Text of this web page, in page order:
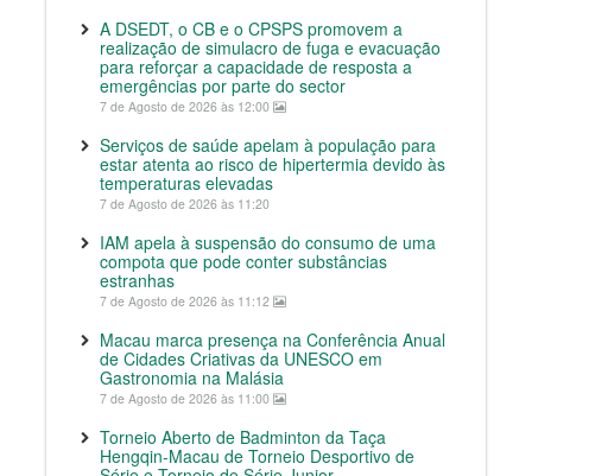
A DSEDT, o CB e o CPSPS promovem a
realização de simulacro de fuga e evacuação
para reforçar a capacidade de resposta a
emergências por parte do sector
7 de Agosto de 2026 às 12:00
Serviços de saúde apelam à população para
estar atenta ao risco de hipertermia devido às
temperaturas elevadas
7 de Agosto de 2026 às 11:20
IAM apela à suspensão do consumo de uma
compota que pode conter substâncias
estranhas
7 de Agosto de 2026 às 11:12
Macau marca presença na Conferência Anual
de Cidades Criativas da UNESCO em
Gastronomia na Malásia
7 de Agosto de 2026 às 11:00
Torneio Aberto de Badminton da Taça
Hengqin-Macau de Torneio Desportivo de